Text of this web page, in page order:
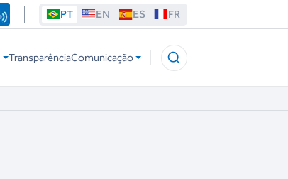
PT EN ES FR
TransparênciaComunicação